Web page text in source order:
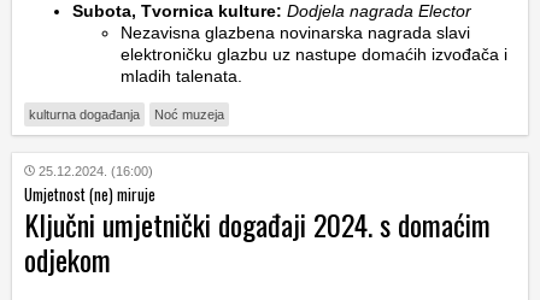
Subota, Tvornica kulture: Dodjela nagrada Elector
Nezavisna glazbena novinarska nagrada slavi
elektroničku glazbu uz nastupe domaćih izvođača i
mladih talenata.
kulturna događanja Noć muzeja
25.12.2024. (16:00)
Umjetnost (ne) miruje
Ključni umjetnički događaji 2024. s domaćim
odjekom